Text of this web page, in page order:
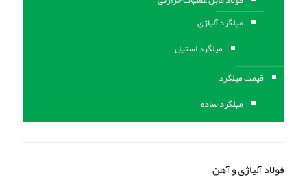
ميلگرد آلیاژی
میلگرد استیل
قیمت میلگرد
میلگرد ساده
فولاد آلیاژی و آهن